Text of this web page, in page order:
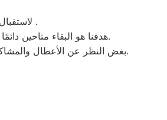
، لاستقبال بلاغات الأعطال وايت بوينت والشكاوى في قطور . من الساعة السابعة صباحاً حتى العاشرة مساءً بتوقيت قطور في منطقة قطور .
هدفنا هو البقاء متاحين دائمًا لخدمة سيادتكم عند الاتصال برقم خدمة وايت بوينت الموحَّد، وهو 01154008110. نحن نؤدي صيانة لأي جهاز من جهزة وايت بوينت في قطور بحضرتكم.
بغض النظر عن الأعطال والمشاكل التي تواجهها، يجب عدم سحب الجهاز تحت أي ظرف من الظروف. يتم تنفيذ الصيانة على يد فنيي وايت بوينت في مدينة قطور بشكلٍ فوري عند حضورهم.